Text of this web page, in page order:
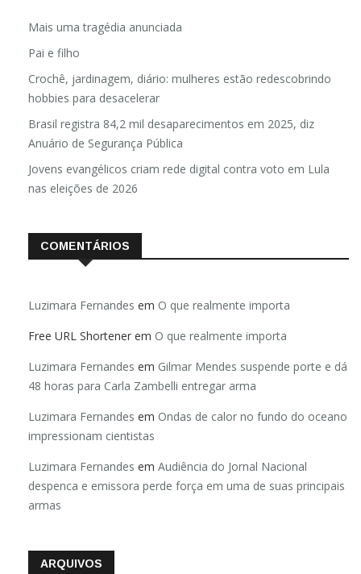
Mais uma tragédia anunciada
Pai e filho
Crochê, jardinagem, diário: mulheres estão redescobrindo
hobbies para desacelerar
Brasil registra 84,2 mil desaparecimentos em 2025, diz
Anuário de Segurança Pública
Jovens evangélicos criam rede digital contra voto em Lula
nas eleições de 2026
COMENTÁRIOS
Luzimara Fernandes em O que realmente importa
Free URL Shortener em O que realmente importa
Luzimara Fernandes em Gilmar Mendes suspende porte e dá
48 horas para Carla Zambelli entregar arma
Luzimara Fernandes em Ondas de calor no fundo do oceano
impressionam cientistas
Luzimara Fernandes em Audiência do Jornal Nacional
despenca e emissora perde força em uma de suas principais
armas
ARQUIVOS